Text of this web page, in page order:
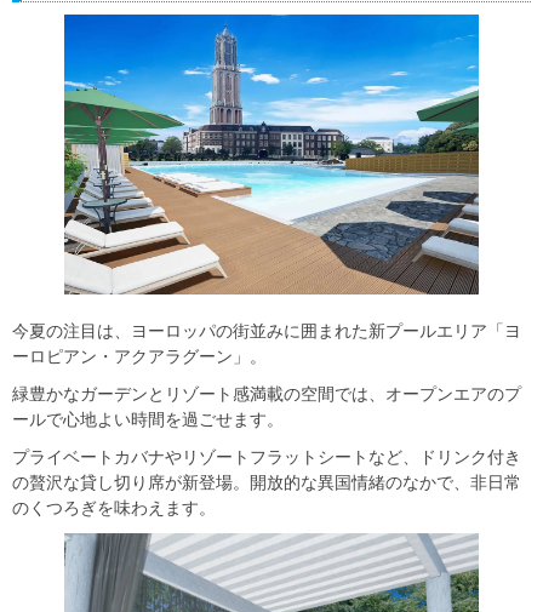
今夏の注目は、ヨーロッパの街並みに囲まれた新プールエリア「ヨ
ーロピアン・アクアラグーン」。
緑豊かなガーデンとリゾート感満載の空間では、オープンエアのプ
ールで心地よい時間を過ごせます。
プライベートカバナやリゾートフラットシートなど、ドリンク付き
の贅沢な貸し切り席が新登場。開放的な異国情緒のなかで、非日常
のくつろぎを味わえます。